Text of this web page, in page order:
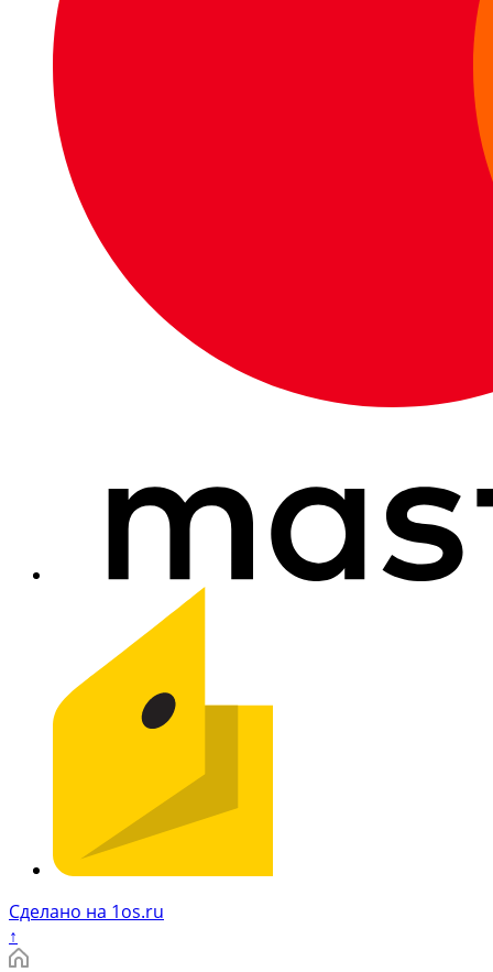
Сделано на 1os.ru
↑